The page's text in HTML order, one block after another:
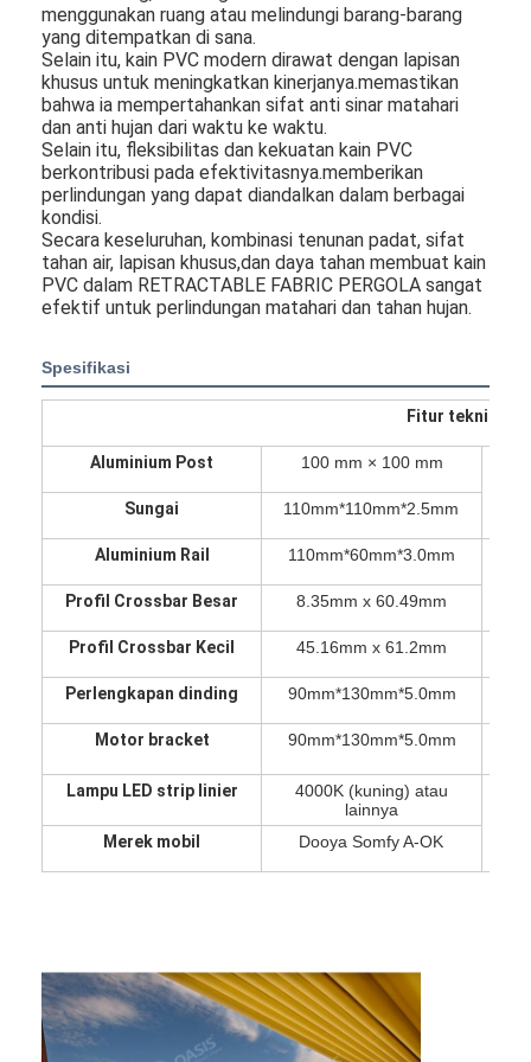
Rumah
Produk
Tentang kami
Tur Pabrik
Kontrol Kualitas
Pergola kain yang bisa ditarik
Tenda yang bisa ditarik
menggunakan ruang atau melindungi barang-barang
yang ditempatkan di sana.
Selain itu, kain PVC modern dirawat dengan lapisan
khusus untuk meningkatkan kinerjanya.memastikan
bahwa ia mempertahankan sifat anti sinar matahari
dan anti hujan dari waktu ke waktu.
Selain itu, fleksibilitas dan kekuatan kain PVC
berkontribusi pada efektivitasnya.memberikan
perlindungan yang dapat diandalkan dalam berbagai
kondisi.
Secara keseluruhan, kombinasi tenunan padat, sifat
tahan air, lapisan khusus,dan daya tahan membuat kain
PVC dalam RETRACTABLE FABRIC PERGOLA sangat
efektif untuk perlindungan matahari dan tahan hujan.
Spesifikasi
Fitur teknis
Aluminium Post 100 mm × 100 mm
Sungai 110mm*110mm*2.5mm
Aluminium Rail 110mm*60mm*3.0mm
Profil Crossbar Besar 8.35mm x 60.49mm
Profil Crossbar Kecil 45.16mm x 61.2mm
Perlengkapan dinding 90mm*130mm*5.0mm
Motor bracket 90mm*130mm*5.0mm
Lampu LED strip linier
4000K (kuning) atau
lainnya
Merek mobil
Dooya Somfy A-OK